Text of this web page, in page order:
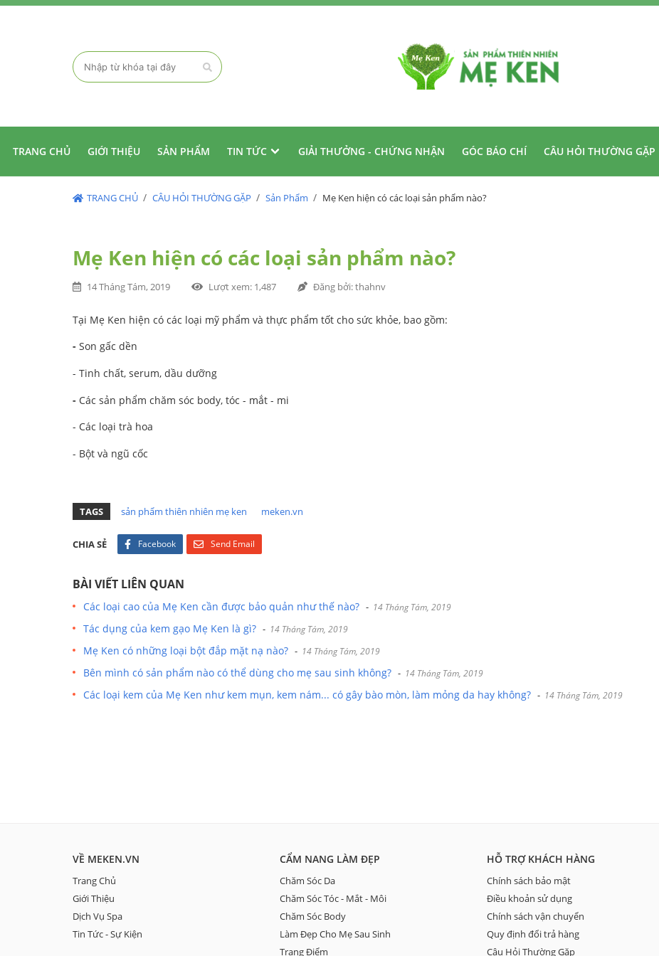
TRANG CHỦ GIỚI THIỆU SẢN PHẨM TIN TỨC GIẢI THƯỞNG - CHỨNG NHẬN GÓC BÁO CHÍ CÂU HỎI THƯỜNG GẶP
TRANG CHỦ CÂU HỎI THƯỜNG GẶP Sản Phẩm Mẹ Ken hiện có các loại sản phẩm nào?
Mẹ Ken hiện có các loại sản phẩm nào?
14 Tháng Tám, 2019 Lượt xem: 1,487 Đăng bởi: thahnv
Tại Mẹ Ken hiện có các loại mỹ phẩm và thực phẩm tốt cho sức khỏe, bao gồm:
- Son gấc dền
- Tinh chất, serum, dầu dưỡng
- Các sản phẩm chăm sóc body, tóc - mắt - mi
- Các loại trà hoa
- Bột và ngũ cốc
TAGS sản phẩm thiên nhiên mẹ ken meken.vn
CHIA SẺ Facebook Send Email
BÀI VIẾT LIÊN QUAN
Các loại cao của Mẹ Ken cần được bảo quản như thế nào? - 14 Tháng Tám, 2019
Tác dụng của kem gạo Mẹ Ken là gì? - 14 Tháng Tám, 2019
Mẹ Ken có những loại bột đắp mặt nạ nào? - 14 Tháng Tám, 2019
Bên mình có sản phẩm nào có thể dùng cho mẹ sau sinh không? - 14 Tháng Tám, 2019
Các loại kem của Mẹ Ken như kem mụn, kem nám... có gây bào mòn, làm mỏng da hay không? - 14 Tháng Tám, 2019
VỀ MEKEN.VN
Trang Chủ
Giới Thiệu
Dịch Vụ Spa
Tin Tức - Sự Kiện
CẨM NANG LÀM ĐẸP
Chăm Sóc Da
Chăm Sóc Tóc - Mắt - Môi
Chăm Sóc Body
Làm Đẹp Cho Mẹ Sau Sinh
Trang Điểm
HỖ TRỢ KHÁCH HÀNG
Chính sách bảo mật
Điều khoản sử dụng
Chính sách vận chuyển
Quy định đổi trả hàng
Câu Hỏi Thường Gặp